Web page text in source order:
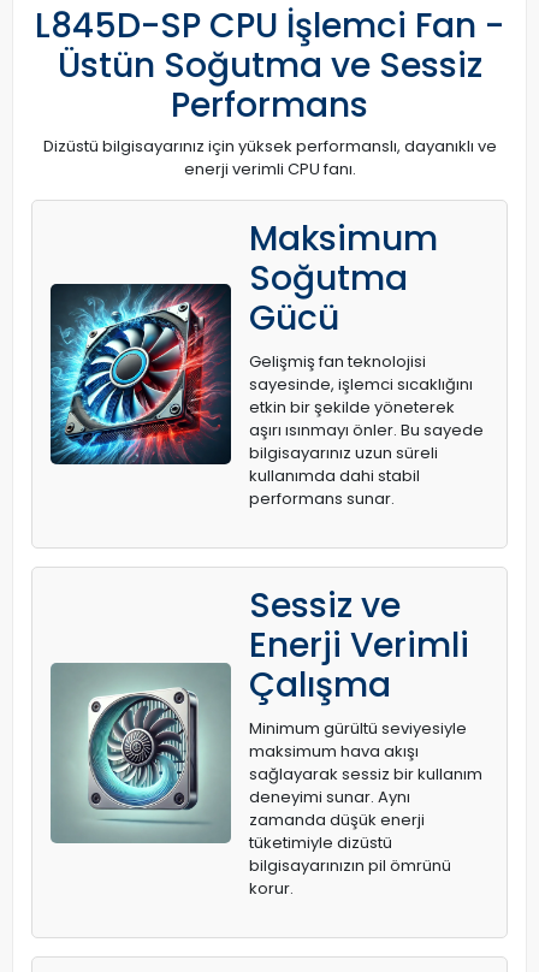
L845D-SP CPU İşlemci Fan -
Üstün Soğutma ve Sessiz
Performans
Dizüstü bilgisayarınız için yüksek performanslı, dayanıklı ve
enerji verimli CPU fanı.
Maksimum
Soğutma
Gücü
Gelişmiş fan teknolojisi
sayesinde, işlemci sıcaklığını
etkin bir şekilde yöneterek
aşırı ısınmayı önler. Bu sayede
bilgisayarınız uzun süreli
kullanımda dahi stabil
performans sunar.
Sessiz ve
Enerji Verimli
Çalışma
Minimum gürültü seviyesiyle
maksimum hava akışı
sağlayarak sessiz bir kullanım
deneyimi sunar. Aynı
zamanda düşük enerji
tüketimiyle dizüstü
bilgisayarınızın pil ömrünü
korur.